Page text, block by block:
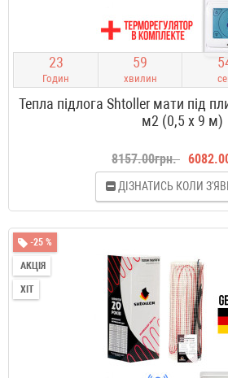
23
Годин
59
хвилин
5
Тепла підлога Shtoller мати під
м2 (0,5 х 9 м)
8157.00грн.
ДІЗНАТИСЬ КОЛИ
-25 %
АКЦІЯ
ХІТ